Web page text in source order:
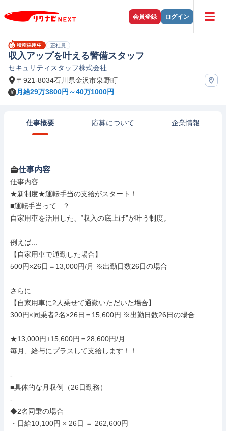
会員登録 ログイン
正社員
収入アップを叶える警備スタッフ
セキュリティスタッフ株式会社
〒921-8034石川県金沢市泉野町
月給29万3800円～40万1000円
仕事概要 応募について 企業情報
仕事内容
仕事内容
★新制度★運転手当の支給がスタート！
■運転手当って...？
自家用車を活用した、“収入の底上げ”が叶う制度。
例えば...
【自家用車で通勤した場合】
500円×26日＝13,000円/月 ※出勤日数26日の場合
さらに...
【自家用車に2人乗せて通勤いただいた場合】
300円×同乗者2名×26日＝15,600円 ※出勤日数26日の場合
★13,000円+15,600円＝28,600円/月
毎月、給与にプラスして支給します！！
-
■具体的な月収例（26日勤務）
-
◆2名同乗の場合
・日給10,100円 × 26日 ＝ 262,600円